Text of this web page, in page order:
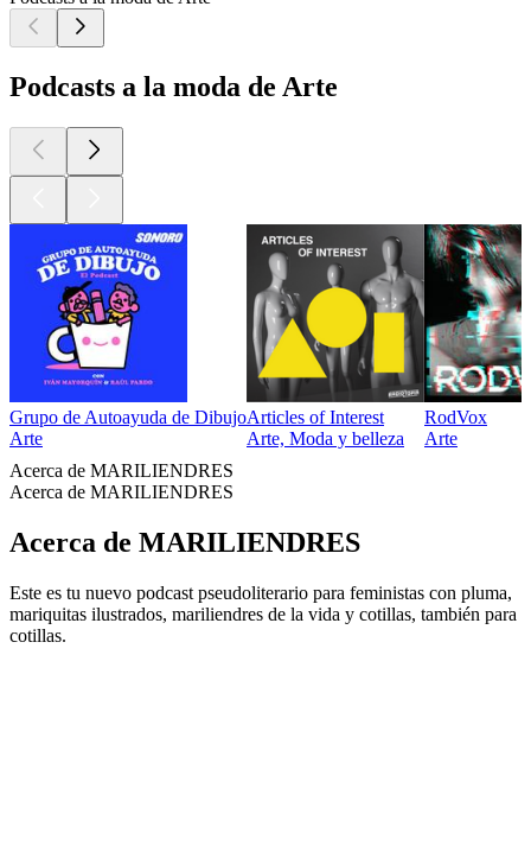
Podcasts a la moda de Arte
Grupo de Autoayuda de Dibujo
Arte
Articles of Interest
Arte, Moda y belleza
RodVox
Arte
Acerca de MARILIENDRES
Acerca de MARILIENDRES
Acerca de MARILIENDRES
Este es tu nuevo podcast pseudoliterario para feministas con pluma,
mariquitas ilustrados, mariliendres de la vida y cotillas, también para
cotillas.